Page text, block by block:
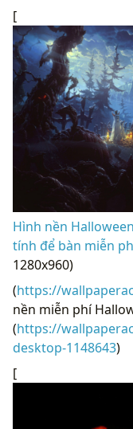
[
Hình nền
tính để bàn miễn
1280x960)
(https://
nền miễn phí
(https://
desktop-1148643)
[